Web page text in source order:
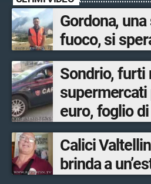
Gordona,
fuoco, si
Sondrio, furti
euro, foglio
ventinovenne
Calici
brinda a